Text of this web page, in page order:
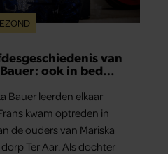
van
ook in bed
Bauer leerden elkaar
kwam optreden in
de ouders van Mariska
Ter Aar. Als dochter